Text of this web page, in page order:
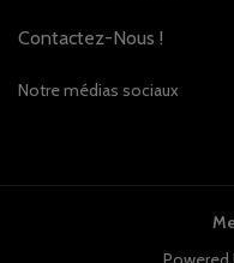
Contactez-Nous !
Notre médias sociaux